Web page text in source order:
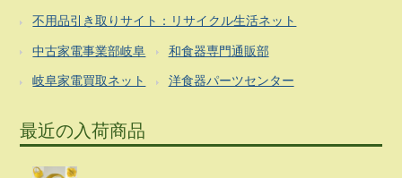
不用品引き取りサイト：リサイクル生活ネット
中古家電事業部岐阜 和食器専門通販部
岐阜家電買取ネット 洋食器パーツセンター
最近の入荷商品